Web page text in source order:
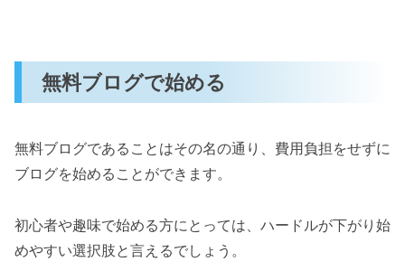
無料ブログで始める
無料ブログであることはその名の通り、費用負担をせずに
ブログを始めることができます。
初心者や趣味で始める方にとっては、ハードルが下がり始
めやすい選択肢と言えるでしょう。